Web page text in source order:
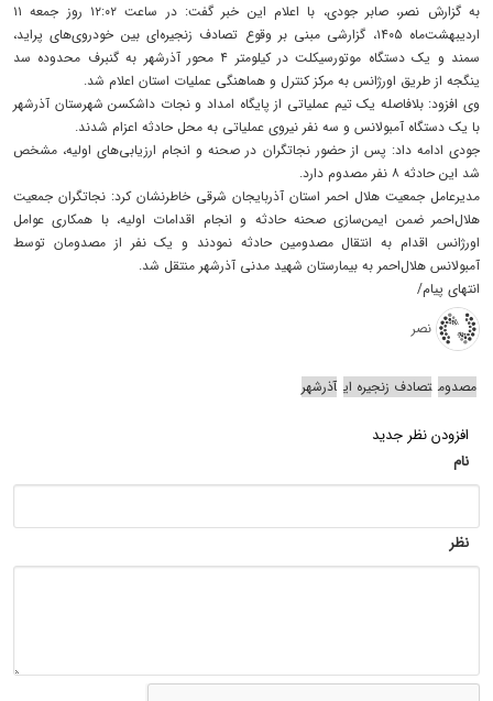
به گزارش نصر، صابر جودی، با اعلام این خبر گفت: در ساعت ۱۲:۰۲ روز جمعه ۱۱
اردیبهشت‌ماه ۱۴۰۵، گزارشی مبنی بر وقوع تصادف زنجیره‌ای بین خودروی‌های پراید،
سمند و یک دستگاه موتورسیکلت در کیلومتر ۴ محور آذرشهر به گنبرف محدوده سد
ینگجه از طریق اورژانس به مرکز کنترل و هماهنگی عملیات استان اعلام شد.
وی افزود: بلافاصله یک تیم عملیاتی از پایگاه امداد و نجات داشکسن شهرستان آذرشهر
با یک دستگاه آمبولانس و سه نفر نیروی عملیاتی به محل حادثه اعزام شدند.
جودی ادامه داد: پس از حضور نجاتگران در صحنه و انجام ارزیابی‌های اولیه، مشخص
شد این حادثه ۸ نفر مصدوم دارد.
مدیرعامل جمعیت هلال احمر استان آذربایجان شرقی خاطرنشان کرد: نجاتگران جمعیت
هلال‌احمر ضمن ایمن‌سازی صحنه حادثه و انجام اقدامات اولیه، با همکاری عوامل
اورژانس اقدام به انتقال مصدومین حادثه نمودند و یک نفر از مصدومان توسط
آمبولانس هلال‌احمر به بیمارستان شهید مدنی آذرشهر منتقل شد.
انتهای پیام/
نصر
مصدوم تصادف زنجیره ای آذرشهر
افزودن نظر جدید
نام
نظر